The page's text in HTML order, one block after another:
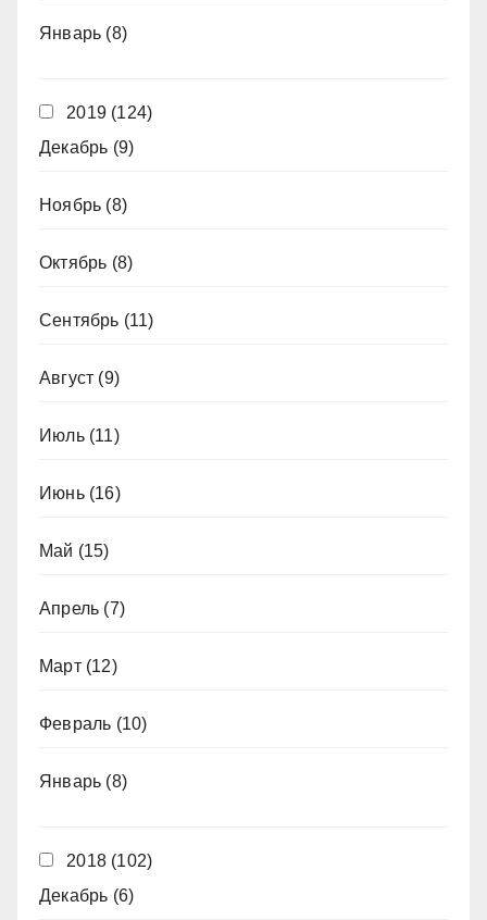
Январь (8)
2019 (124)
Декабрь (9)
Ноябрь (8)
Октябрь (8)
Сентябрь (11)
Август (9)
Июль(11)
Июнь(16)
Май (15)
Апрель (7)
Март(12)
Февраль (10)
Январь (8)
2018 (102)
Декабрь (6)